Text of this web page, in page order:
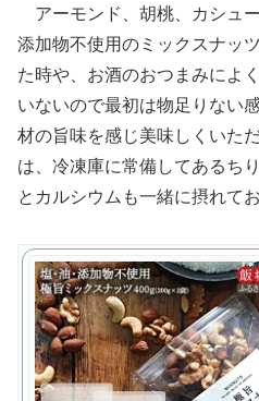
アーモンド、胡桃、カシュ
添加物不使用のミックスナッ
た時や、お酒のおつまみによ
いないので最初は物足りない
材の旨味を感じ美味しくいた
は、冷凍庫に常備してあるち
とカルシウムも一緒に摂れて